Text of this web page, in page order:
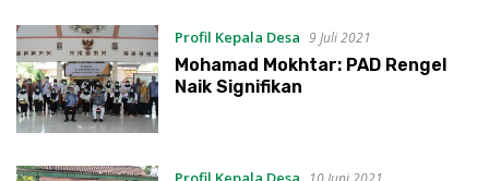
Profil Kepala Desa 9 Juli 2021
Mohamad Mokhtar: PAD Rengel
Naik Signifikan